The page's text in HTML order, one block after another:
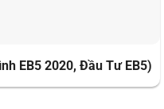
EB5 2020, Đầu Tư EB5)